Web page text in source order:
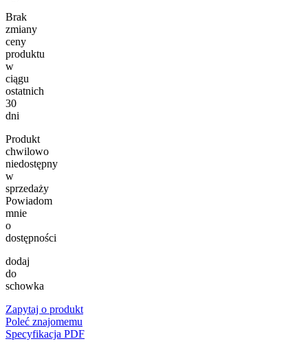
Brak
zmiany
ceny
produktu
w
ciągu
ostatnich
30
dni
Produkt
chwilowo
niedostępny
w
sprzedaży
Powiadom
mnie
o
dostępności
dodaj
do
schowka
Zapytaj o produkt
Poleć znajomemu
Specyfikacja PDF